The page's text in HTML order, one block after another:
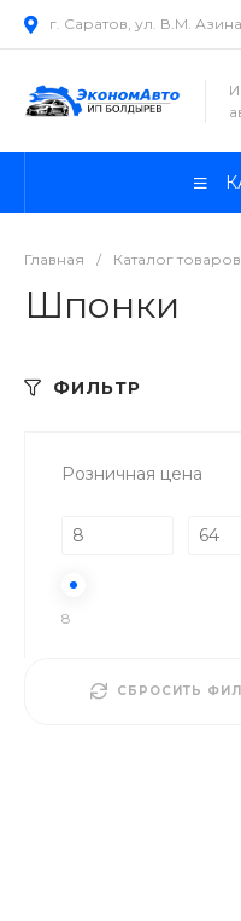
г. Саратов, ул. В.М. Азина
Главная / Каталог товаров
Шпонки
ФИЛЬТР
Розничная цена
8
СБРОСИТЬ